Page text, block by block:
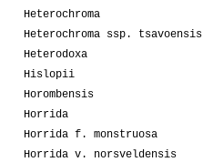
Heterochroma
Heterochroma ssp. tsavoensis
Heterodoxa
Hislopii
Horombensis
Horrida
Horrida f. monstruosa
Horrida v. norsveldensis